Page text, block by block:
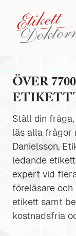
ÖVER
Ställ din
läs alla frågor
Danielsson,
ledande
expert vid
föreläsare
etikett samt
kostnadsfria